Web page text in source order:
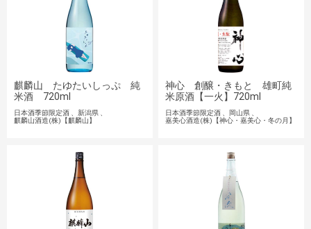
麒麟山 たゆたいしっぷ 純
米酒 720ml
日本酒季節限定酒
新潟県
麒麟山酒造(株)【麒麟山】
神心 創醸・きもと 雄町純
米原酒【一火】720ml
日本酒季節限定酒
岡山県
嘉美心酒造(株)【神心・嘉美心・冬の月】